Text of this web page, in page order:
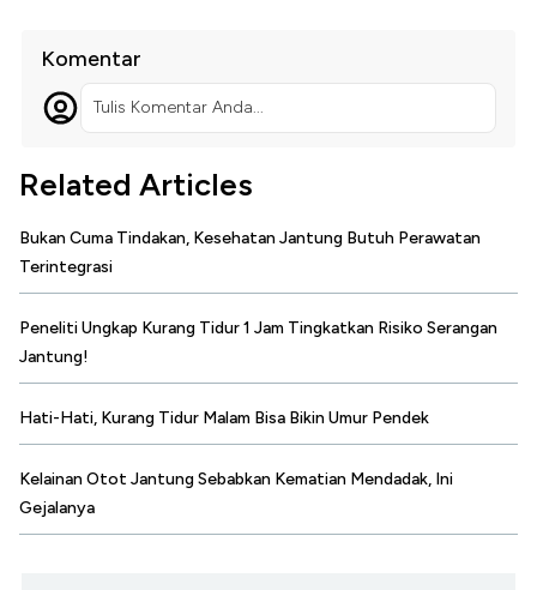
Komentar
Tulis Komentar Anda...
Related Articles
Bukan Cuma Tindakan, Kesehatan Jantung Butuh Perawatan
Terintegrasi
Peneliti Ungkap Kurang Tidur 1 Jam Tingkatkan Risiko Serangan
Jantung!
Hati-Hati, Kurang Tidur Malam Bisa Bikin Umur Pendek
Kelainan Otot Jantung Sebabkan Kematian Mendadak, Ini
Gejalanya